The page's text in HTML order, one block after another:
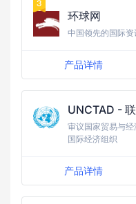
环球网
中国领先的国际资
产品详情
UNCTAD -
审议国家贸易与
国际经济组织
产品详情